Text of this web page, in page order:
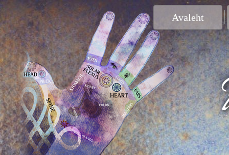
Avaleht